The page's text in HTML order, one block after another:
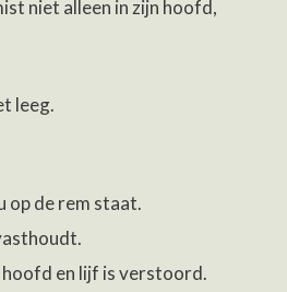
niet alleen in zijn hoofd,
leeg.
op de rem staat.
en lijf is verstoord.